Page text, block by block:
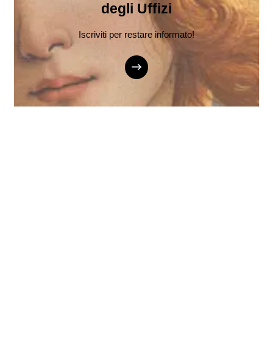
degli Uffizi
Iscriviti per restare informato!